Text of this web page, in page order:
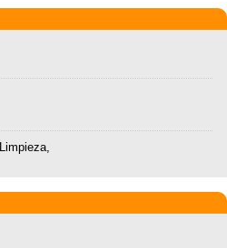
Limpieza,